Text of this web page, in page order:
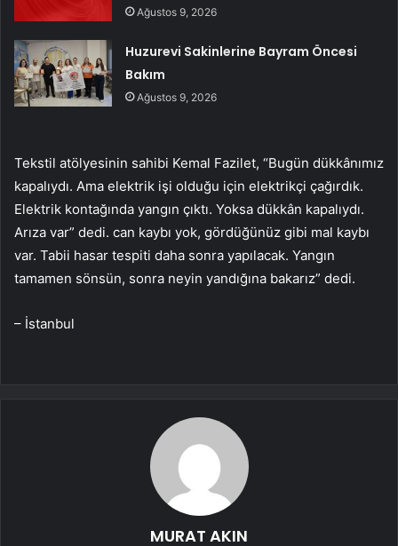
Ağustos 9, 2026
Huzurevi Sakinlerine Bayram Öncesi
Bakım
Ağustos 9, 2026
Tekstil atölyesinin sahibi Kemal Fazilet, “Bugün dükkânımız
kapalıydı. Ama elektrik işi olduğu için elektrikçi çağırdık.
Elektrik kontağında yangın çıktı. Yoksa dükkân kapalıydı.
Arıza var” dedi. can kaybı yok, gördüğünüz gibi mal kaybı
var. Tabii hasar tespiti daha sonra yapılacak. Yangın
tamamen sönsün, sonra neyin yandığına bakarız” dedi.
– İstanbul
MURAT AKIN